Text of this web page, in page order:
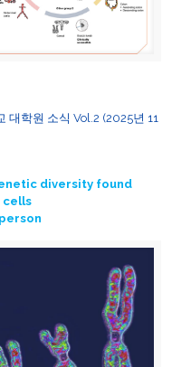
대학원 소식 Vol.2 (2025년 11
diversity found
cells